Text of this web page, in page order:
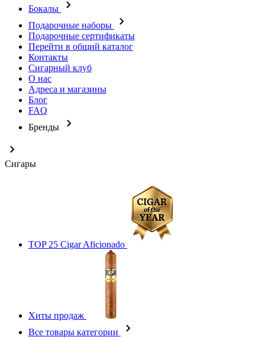
Бокалы
Подарочные наборы
Подарочные сертификаты
Перейти в общий каталог
Контакты
Сигарный клуб
О нас
Адреса и магазины
Блог
FAQ
Бренды
Сигары
TOP 25 Cigar Aficionado
Хиты продаж
Все товары категории